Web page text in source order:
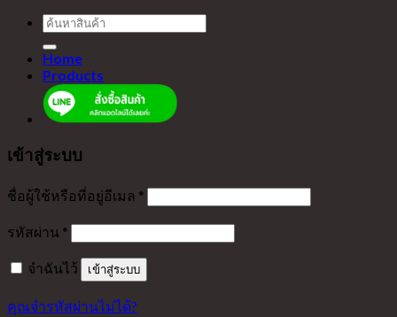
ค้นหา:
Home
Products
เข้าสู่ระบบ
ชื่อผู้ใช้หรือที่อยู่อีเมล *
รหัสผ่าน *
จำฉันไว้ เข้าสู่ระบบ
คุณจำรหัสผ่านไม่ได้?